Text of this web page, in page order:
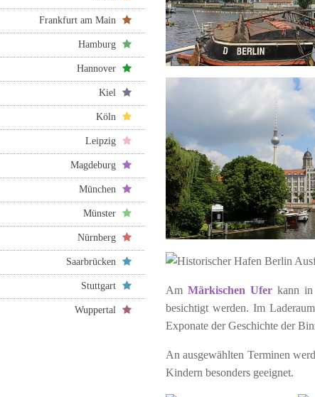
Frankfurt am Main
Hamburg
Hannover
Kiel
Köln
Leipzig
Magdeburg
München
Münster
Nürnberg
Saarbrücken
Stuttgart
Wuppertal
Am Märkischen Uferkann in
besichtigt werden. Im
Exponate der Geschichte der
An ausgewählten Terminen
Kindern besonders geeignet.